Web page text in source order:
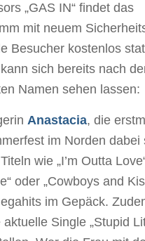
„GAS IN“ findet das
mit neuem
Besucher kostenlos
sich bereits nach
Namen sehen lassen:
Anastacia, die
im Norden dabei
wie „I’m Outta
oder „Cowboys and
im Gepäck.
Single „Stupid